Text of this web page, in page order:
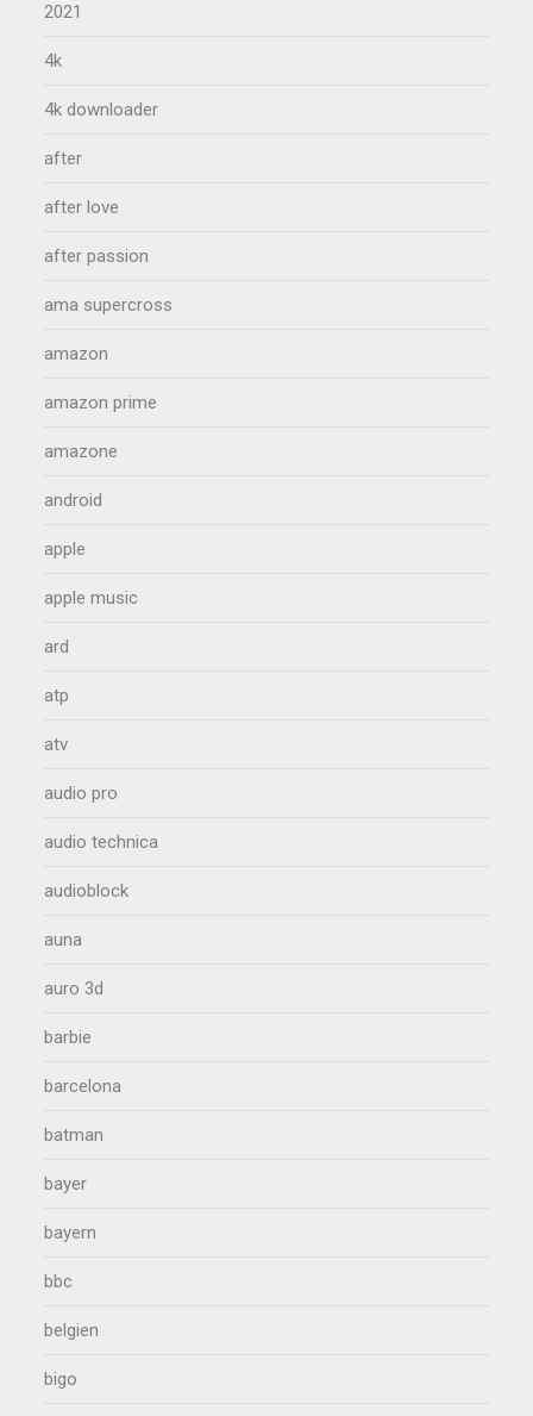
2021
4k
4k downloader
after
after love
after passion
ama supercross
amazon
amazon prime
amazone
android
apple
apple music
ard
atp
atv
audio pro
audio technica
audioblock
auna
auro 3d
barbie
barcelona
batman
bayer
bayern
bbc
belgien
bigo